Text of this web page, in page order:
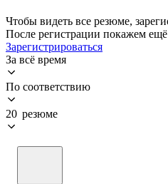
Чтобы видеть все резюме,
После регистрации покажем
Зарегистрироваться
За всё время
По соответствию
20 резюме